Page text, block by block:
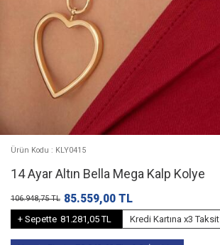
Ürün Kodu : KLY0415
14 Ayar Altın Bella Mega Kalp Kolye
106.948,75TL 85.559,00 TL
+ Sepette 81.281,05 TL Kredi Kartına x3 Taksit